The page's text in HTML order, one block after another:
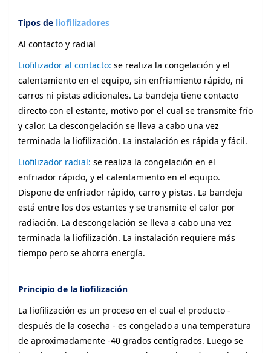
Tipos de liofilizadores
Al contacto y radial
Liofilizador al contacto: se realiza la congelación y el
calentamiento en el equipo, sin enfriamiento rápido, ni
carros ni pistas adicionales. La bandeja tiene contacto
directo con el estante, motivo por el cual se transmite frío
y calor. La descongelación se lleva a cabo una vez
terminada la liofilización. La instalación es rápida y fácil.
Liofilizador radial: se realiza la congelación en el
enfriador rápido, y el calentamiento en el equipo.
Dispone de enfriador rápido, carro y pistas. La bandeja
está entre los dos estantes y se transmite el calor por
radiación. La descongelación se lleva a cabo una vez
terminada la liofilización. La instalación requiere más
tiempo pero se ahorra energía.
Principio de la liofilización
La liofilización es un proceso en el cual el producto -
después de la cosecha - es congelado a una temperatura
de aproximadamente -40 grados centígrados. Luego se